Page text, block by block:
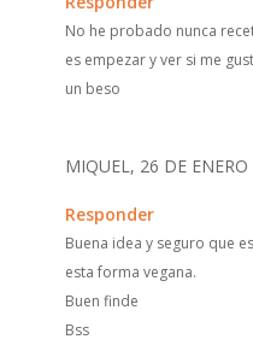
No he probado nunca
es empezar y ver si me
un beso
MIQUEL, 26 DE
Responder
Buena idea y seguro que
esta forma vegana.
Buen finde
Bss